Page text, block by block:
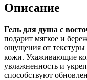
Описание
Гель для душа с
подарит мягкое и
ощущения от
кожи. Ухаживающие
увлажненность и
способствуют